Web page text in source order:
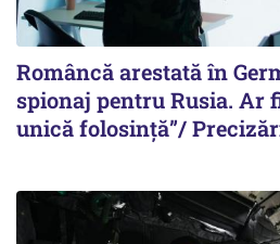
Româncă arestată în
spionaj pentru Rusia. Ar
unică folosință”/